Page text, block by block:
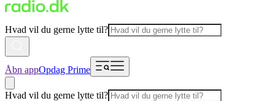
Hvad vil du gerne lytte til?
Åbn appOpdag Prime
Hvad vil du gerne lytte til?